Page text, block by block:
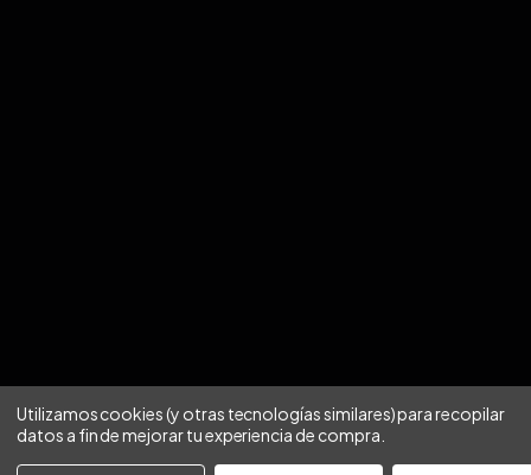
Utilizamos cookies (y otras tecnologías similares) para recopilar
datos a fin de mejorar tu experiencia de compra.